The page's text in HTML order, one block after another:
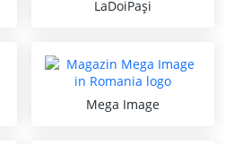
LaDoiPași
Mega Image